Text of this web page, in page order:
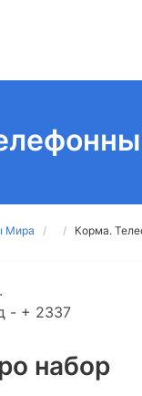
Мира Корма.
- + 2337
набор